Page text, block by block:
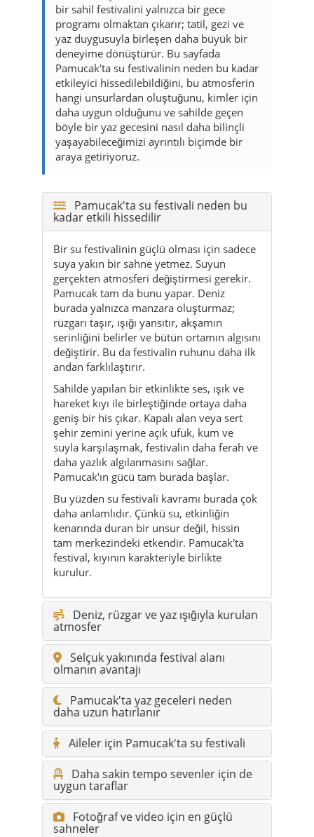
bir sahil festivalini yalnızca bir gece
programı olmaktan çıkarır; tatil, gezi ve
yaz duygusuyla birleşen daha büyük bir
deneyime dönüştürür. Bu sayfada
Pamucak'ta su festivalinin neden bu kadar
etkileyici hissedilebildiğini, bu atmosferin
hangi unsurlardan oluştuğunu, kimler için
daha uygun olduğunu ve sahilde geçen
böyle bir yaz gecesini nasıl daha bilinçli
yaşayabileceğimizi ayrıntılı biçimde bir
araya getiriyoruz.
Pamucak'ta su festivali neden bu
kadar etkili hissedilir
Bir su festivalinin güçlü olması için sadece
suya yakın bir sahne yetmez. Suyun
gerçekten atmosferi değiştirmesi gerekir.
Pamucak tam da bunu yapar. Deniz
burada yalnızca manzara oluşturmaz;
rüzgarı taşır, ışığı yansıtır, akşamın
serinliğini belirler ve bütün ortamın algısını
değiştirir. Bu da festivalin ruhunu daha ilk
andan farklılaştırır.
Sahilde yapılan bir etkinlikte ses, ışık ve
hareket kıyı ile birleştiğinde ortaya daha
geniş bir his çıkar. Kapalı alan veya sert
şehir zemini yerine açık ufuk, kum ve
suyla karşılaşmak, festivalin daha ferah ve
daha yazlık algılanmasını sağlar.
Pamucak'ın gücü tam burada başlar.
Bu yüzden su festivali kavramı burada çok
daha anlamlıdır. Çünkü su, etkinliğin
kenarında duran bir unsur değil, hissin
tam merkezindeki etkendir. Pamucak'ta
festival, kıyının karakteriyle birlikte
kurulur.
Deniz, rüzgar ve yaz ışığıyla kurulan
atmosfer
Selçuk yakınında festival alanı
olmanın avantajı
Pamucak'ta yaz geceleri neden
daha uzun hatırlanır
Aileler için Pamucak'ta su festivali
Daha sakin tempo sevenler için de
uygun taraflar
Fotoğraf ve video için en güçlü
sahneler